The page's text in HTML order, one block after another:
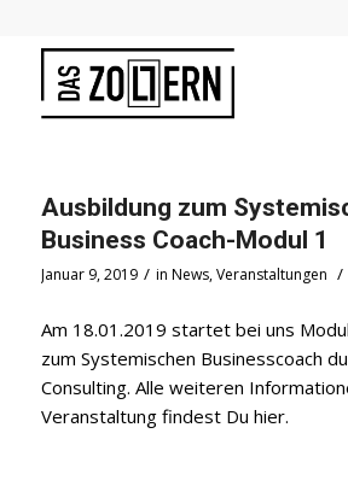
Ausbildung zum
Business Coach-Modul 1
Januar 9, 2019 / in News,Veranstaltungen /
Am 18.01.2019 startet bei uns
zum Systemischen Businesscoach
Consulting. Alle weiteren
Veranstaltung findest Du hier.